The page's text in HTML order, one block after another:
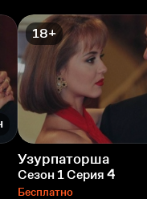
18+
Узурпаторша
Сезон 1 Серия 4
Бесплатно